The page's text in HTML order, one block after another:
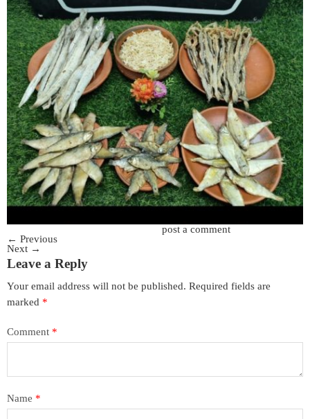
post a comment
← Previous
Next →
Leave a Reply
Your email address will not be published. Required fields are
marked *
Comment *
Name *